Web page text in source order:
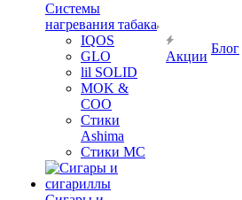
Системы
нагревания табака
IQOS
GLO
lil SOLID
MOK &
COO
Стики
Ashima
Стики MC
Акции
Блог